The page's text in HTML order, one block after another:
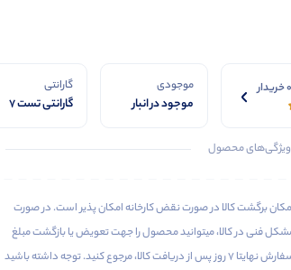
موجودی
موجود در انبار
گارانتی
گارانتی تست 7
محصول
برگشت کالا در صورت نقض کارخانه امکان پذیر است. در صورت
فنی در کالا، میتوانید محصول را جهت تعویض یا بازگشت مبلغ
سفارش نهایتا 7 روز پس از دریافت کالا، مرجوع کنید. توجه داشته باشید